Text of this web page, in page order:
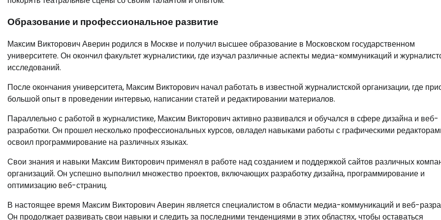
Образование и профессиональное развитие
Максим Викторович Аверин родился в Москве и получил высшее образование в Московском государственном
университете. Он окончил факультет журналистики, где изучал различные аспекты медиа-коммуникаций и
исследований.
После окончания университета, Максим Викторович начал работать в известной журналистской организации, где
большой опыт в проведении интервью, написании статей и редактировании материалов.
Параллельно с работой в журналистике, Максим Викторович активно развивался и обучался в сфере дизайна и веб-
разработки. Он прошел несколько профессиональных курсов, овладел навыками работы с графическими
освоил программирование на различных языках.
Свои знания и навыки Максим Викторович применял в работе над созданием и поддержкой сайтов различных
организаций. Он успешно выполнил множество проектов, включающих разработку дизайна, программирование и
оптимизацию веб-страниц.
В настоящее время Максим Викторович Аверин является специалистом в области медиа-коммуникаций и веб-
Он продолжает развивать свои навыки и следить за последними тенденциями в этих областях, чтобы оставаться